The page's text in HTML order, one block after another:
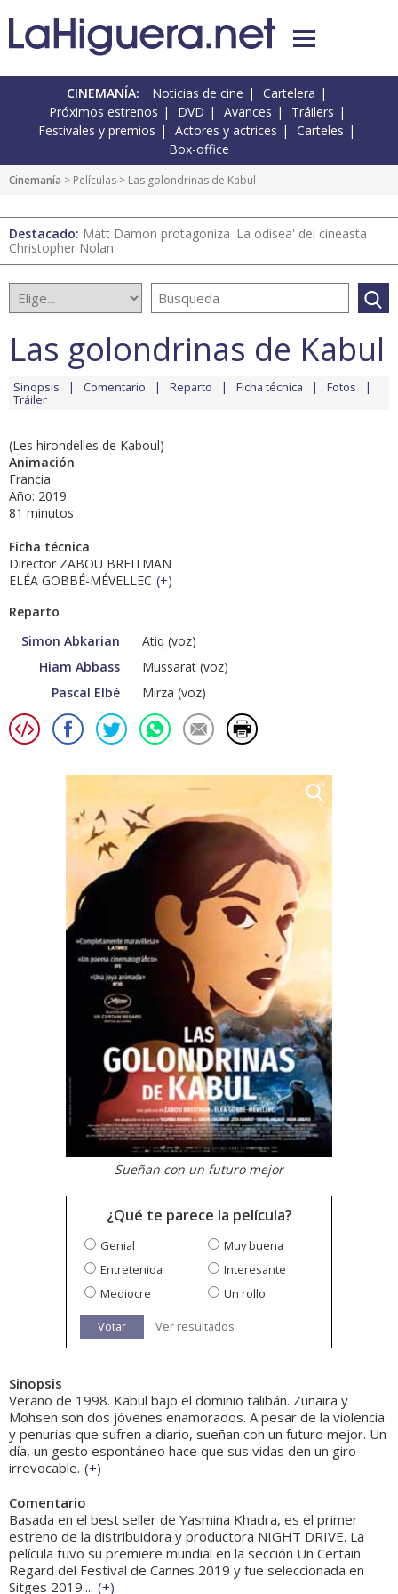
CINEMANÍA: Noticias de cine
Cartelera
Próximos estrenos
DVD Avances
Tráilers
Festivales y premios
Actores y actrices
Carteles
Box-office
Cinemanía > Películas > Las golondrinas de Kabul
Destacado: Matt Damon protagoniza 'La odisea' del cineasta
Christopher Nolan
Las golondrinas de Kabul
Sinopsis Comentario Reparto Ficha técnica Fotos
Tráiler
(Les hirondelles de Kaboul)
Animación
Francia
Año: 2019
81 minutos
Ficha técnica
Director ZABOU BREITMAN
ELÉA GOBBÉ-MÉVELLEC (+)
Reparto
Simon Abkarian
Atiq (voz)
Hiam Abbass
Mussarat (voz)
Pascal Elbé
Mirza (voz)
Sueñan con un futuro mejor
¿Qué te parece la película?
Genial
Muy buena
Entretenida
Interesante
Mediocre
Un rollo
Votar Ver resultados
Sinopsis
Verano de 1998. Kabul bajo el dominio talibán. Zunaira y
Mohsen son dos jóvenes enamorados. A pesar de la violencia
y penurias que sufren a diario, sueñan con un futuro mejor. Un
día, un gesto espontáneo hace que sus vidas den un giro
irrevocable. (+)
Comentario
Basada en el best seller de Yasmina Khadra, es el primer
estreno de la distribuidora y productora NIGHT DRIVE. La
película tuvo su premiere mundial en la sección Un Certain
Regard del Festival de Cannes 2019 y fue seleccionada en
Sitges 2019.... (+)